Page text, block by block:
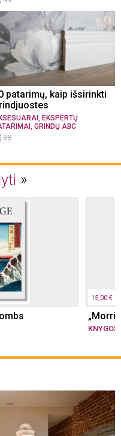
patarimų, kaip išsirinkti
EKSPERTŲ
GRINDŲ ABC
38
15,00 €
KNYGOS